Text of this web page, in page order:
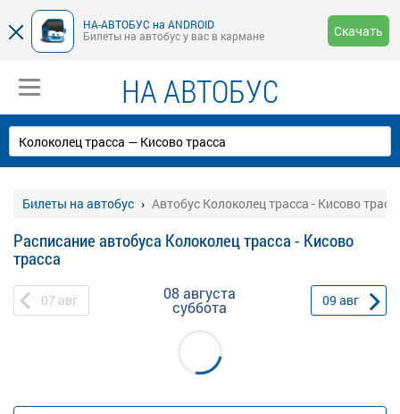
НА-АВТОБУС на ANDROID
Билеты на автобус у вас в кармане
Скачать
НА АВТОБУС
Билеты на автобус Автобус Колоколец трасса - Кисово
Расписание автобуса Колоколец трасса - Кисово
трасса
07 авг 08 августа
суббота 09 авг